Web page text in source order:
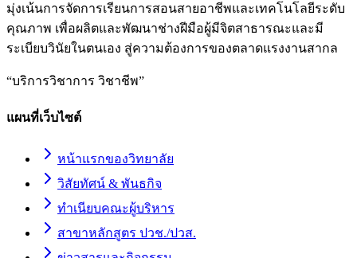
มุ่งเน้นการจัดการเรียนการสอนสายอาชีพและเทคโนโลยีระดับ
คุณภาพ เพื่อผลิตและพัฒนาช่างฝีมือผู้มีจิตสาธารณะและมี
ระเบียบวินัยในตนเอง สู่ความต้องการของตลาดแรงงานสากล
“บริการวิชาการ วิชาชีพ”
แผนที่เว็บไซต์
หน้าแรกของวิทยาลัย
วิสัยทัศน์ & พันธกิจ
ทำเนียบคณะผู้บริหาร
สาขาหลักสูตร ปวช./ปวส.